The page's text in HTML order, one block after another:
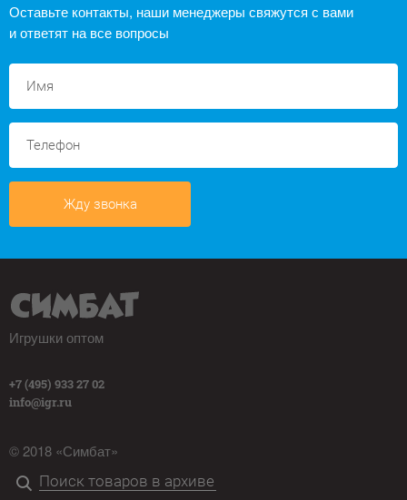
Оставьте контакты, наши менеджеры свяжутся с вами
и ответят на все вопросы
Жду звонка
Игрушки оптом
+7 (495) 933 27 02
info@igr.ru
© 2018 «Симбат»